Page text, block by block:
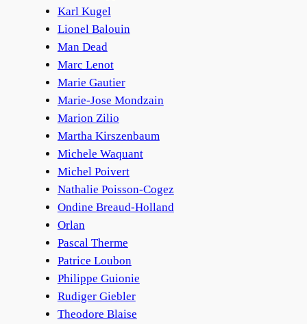
Karl Kugel
Lionel Balouin
Man Dead
Marc Lenot
Marie Gautier
Marie-Jose Mondzain
Marion Zilio
Martha Kirszenbaum
Michele Waquant
Michel Poivert
Nathalie Poisson-Cogez
Ondine Breaud-Holland
Orlan
Pascal Therme
Patrice Loubon
Philippe Guionie
Rudiger Giebler
Theodore Blaise